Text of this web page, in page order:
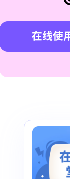
在线使